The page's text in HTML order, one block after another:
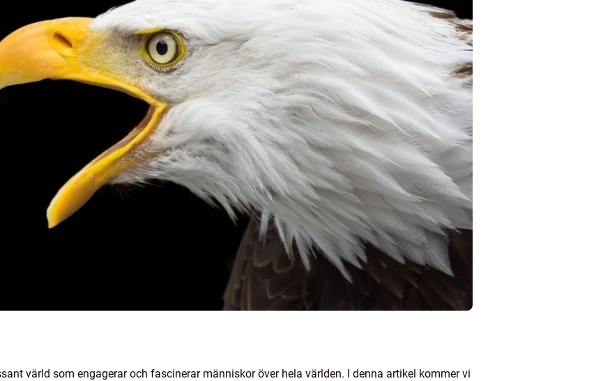
värld som engagerar och fascinerar människor över hela världen. I denna artikel kommer vi